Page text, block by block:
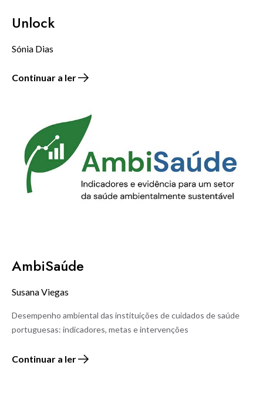
Unlock
Sónia Dias
Continuar a ler
AmbiSaúde
Susana Viegas
Desempenho ambiental das instituições de cuidados de saúde
portuguesas: indicadores, metas e intervenções
Continuar a ler